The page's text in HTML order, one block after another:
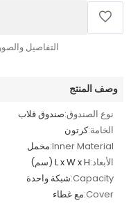
التفاصيل
وصف المنتج
نوع الصندوق:صندوق قلاب
الخامة:كرتون
Inner Material: مخمل
الأبعاد:L x W x H (سم)
Capacity: شبكة واحدة
Cover: مع غطاء